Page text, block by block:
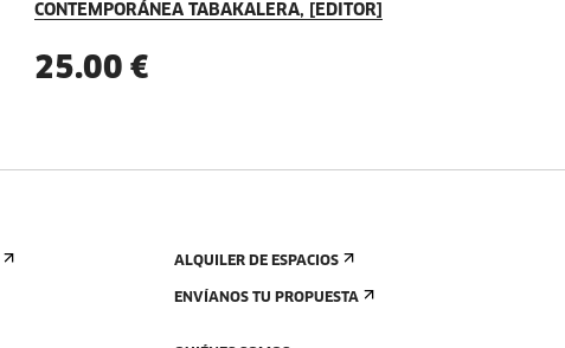
CONTEMPORÁNEA TABAKALERA, [EDITOR]
25.00 €
ALQUILER DE ESPACIOS
ENVÍANOS TU PROPUESTA